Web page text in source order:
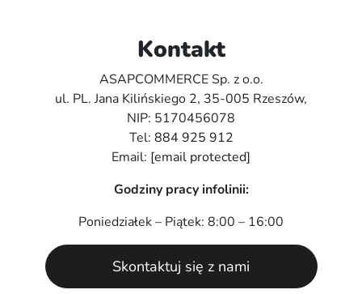
Kontakt
ASAPCOMMERCE Sp. z o.o.
ul. PL. Jana Kilińskiego 2, 35-005 Rzeszów,
NIP: 5170456078
Tel: 884 925 912
Email: [email protected]
Godziny pracy infolinii:
Poniedziałek – Piątek: 8:00 – 16:00
Skontaktuj się z nami